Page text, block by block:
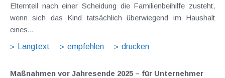
Elternteil nach einer Scheidung die Familienbeihilfe zusteht,
wenn sich das Kind tatsächlich überwiegend im Haushalt
eines...
Langtext
empfehlen drucken
Maßnahmen vor Jahresende 2025 – für Unternehmer